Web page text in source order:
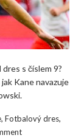
s číslem 9?
Kane navazuje
, Fotbalový dres,